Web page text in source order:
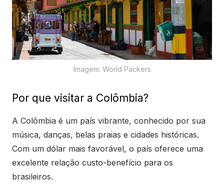
Imagem: World Packers
Por que visitar a Colômbia?
A Colômbia é um país vibrante, conhecido por sua
música, danças, belas praias e cidades históricas.
Com um dólar mais favorável, o país oferece uma
excelente relação custo-benefício para os
brasileiros.